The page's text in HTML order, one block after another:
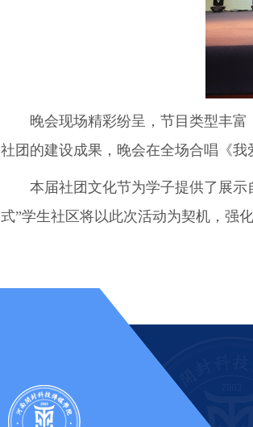
晚会现场精彩纷呈，节目类型丰富
社团的建设成果，晚会在全场合唱《
本届社团文化节为学子提供了展示
式”学生社区将以此次活动为契机，强